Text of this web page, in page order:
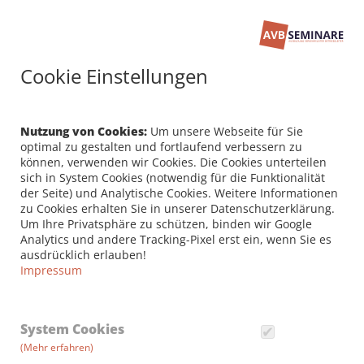
Cookie Einstellungen
Nutzung von Cookies: Um unsere Webseite für Sie
optimal zu gestalten und fortlaufend verbessern zu
können, verwenden wir Cookies. Die Cookies unterteilen
sich in System Cookies (notwendig für die Funktionalität
der Seite) und Analytische Cookies. Weitere Informationen
zu Cookies erhalten Sie in unserer Datenschutzerklärung.
Um Ihre Privatsphäre zu schützen, binden wir Google
Analytics und andere Tracking-Pixel erst ein, wenn Sie es
ausdrücklich erlauben!
Impressum
System Cookies
(Mehr erfahren)
FAQ
HÄUFIG GESTELLTE FRAGEN